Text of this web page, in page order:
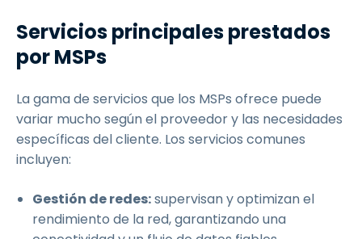
Servicios principales prestados
por MSPs
La gama de servicios que los MSPs ofrece puede
variar mucho según el proveedor y las necesidades
específicas del cliente. Los servicios comunes
incluyen:
Gestión de redes:supervisan y optimizan el
rendimiento de la red, garantizando una